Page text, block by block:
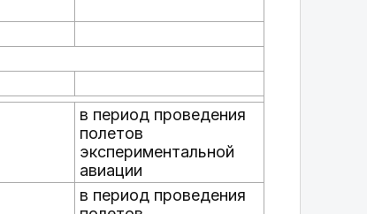
в период проведения
полетов
экспериментальной
авиации
в период проведения